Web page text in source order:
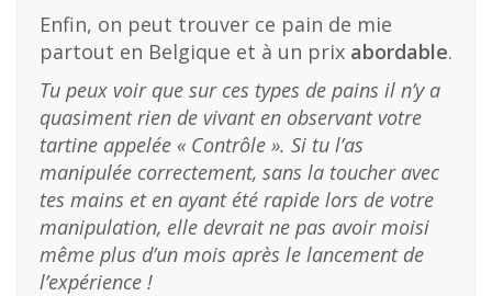
Enfin, on peut trouver ce pain de mie
partout en Belgique et à un prix abordable.
Tu peux voir que sur ces types de pains il n’y a
quasiment rien de vivant en observant votre
tartine appelée « Contrôle ». Si tu l’as
manipulée correctement, sans la toucher avec
tes mains et en ayant été rapide lors de votre
manipulation, elle devrait ne pas avoir moisi
même plus d’un mois après le lancement de
l’expérience !